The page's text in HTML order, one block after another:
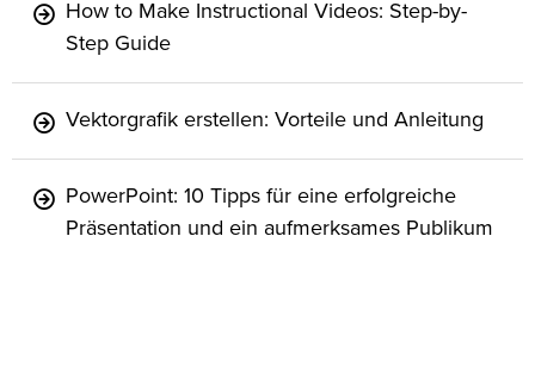
How to Make Instructional Videos: Step-by-
Step Guide
Vektorgrafik erstellen: Vorteile und Anleitung
PowerPoint: 10 Tipps für eine erfolgreiche
Präsentation und ein aufmerksames Publikum